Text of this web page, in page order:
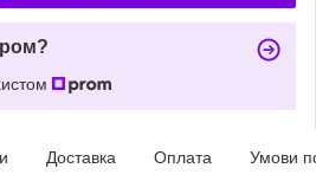
Доставка Оплата Умови